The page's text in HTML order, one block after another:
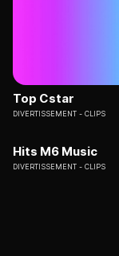
Top Cstar
DIVERTISSEMENT CLIPS
Hits M6 Music
DIVERTISSEMENT CLIPS